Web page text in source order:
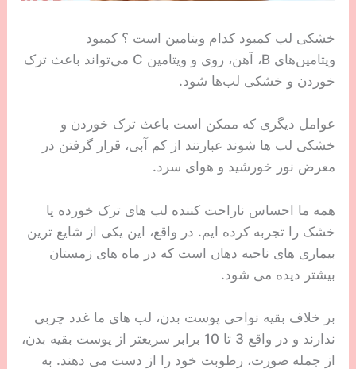
خشکی لب کمبود کدام ویتامین است ؟ کمبود
ویتامین‌های B، آهن، روی و ویتامین C می‌تواند باعث ترک
خوردن و خشکی لب‌ها شود.
عوامل دیگری که ممکن است باعث ترک خوردن و
خشکی لب ها شوند عبارتند از کم آبی، قرار گرفتن در
معرض نور خورشید و هوای سرد.
همه ما احساس ناراحت کننده لب های ترک خورده یا
خشک را تجربه کرده ایم. در واقع، این یکی از شایع ترین
بیماری های ناحیه دهان است که در ماه های زمستان
بیشتر دیده می شود.
بر خلاف بقیه نواحی پوست بدن، لب های ما غدد چربی
ندارند و در واقع 3 تا 10 برابر سریعتر از پوست بقیه بدن،
از جمله صورت، رطوبت خود را از دست می دهند. به